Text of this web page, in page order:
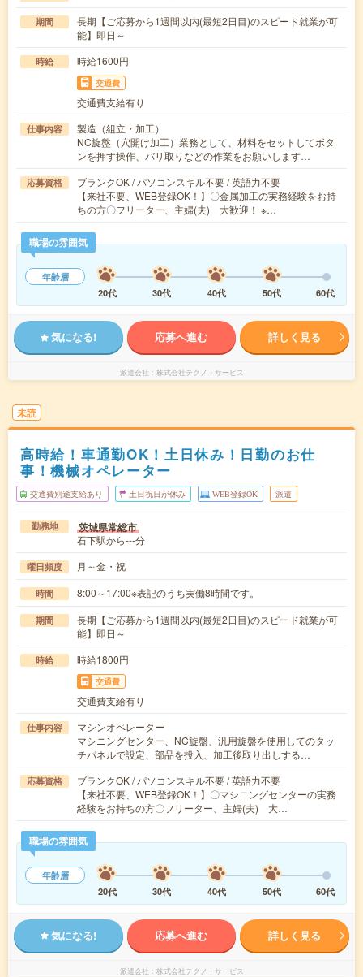
期間
長期【ご応募から1週間以内(最短2日目)のスピード就業が可
能】即日～
時給 時給1600円
交通費
交通費支給有り
仕事内容
製造（組立・加工）
NC旋盤（穴開け加工）業務として、材料をセットしてボタ
ンを押す操作、バリ取りなどの作業をお願いします…
応募資格
ブランクOK / パソコンスキル不要 / 英語力不要
【来社不要、WEB登録OK！】〇金属加工の実務経験をお持
ちの方〇フリーター、主婦(夫) 大歓迎！ ※…
職場の雰囲気
年齢層
20代
30代 40代 50代 60代
気になる! 応募へ進む 詳しく見る
派遣会社 株式会社テクノ・サービス
未読
高時給！車通勤OK！土日休み！日勤のお仕
事！機械オペレーター
交通費別途支給あり 土日祝日が休み WEB登録OK 派遣
勤務地 茨城県常総市
石下駅から---分
曜日頻度 月～金・祝
時間 8:00～17:00※表記のうち実働8時間です。
期間
長期【ご応募から1週間以内(最短2日目)のスピード就業が可
能】即日～
時給 時給1800円
交通費
交通費支給有り
仕事内容
マシンオペレーター
マシニングセンター、NC旋盤、汎用旋盤を使用してのタッ
チパネルで設定、部品を投入、加工後取り出しする…
応募資格
ブランクOK / パソコンスキル不要 / 英語力不要
【来社不要、WEB登録OK！】〇マシニングセンターの実務
経験をお持ちの方〇フリーター、主婦(夫) 大…
職場の雰囲気
年齢層
20代
30代 40代 50代 60代
気になる! 応募へ進む 詳しく見る
派遣会社 株式会社テクノ・サービス